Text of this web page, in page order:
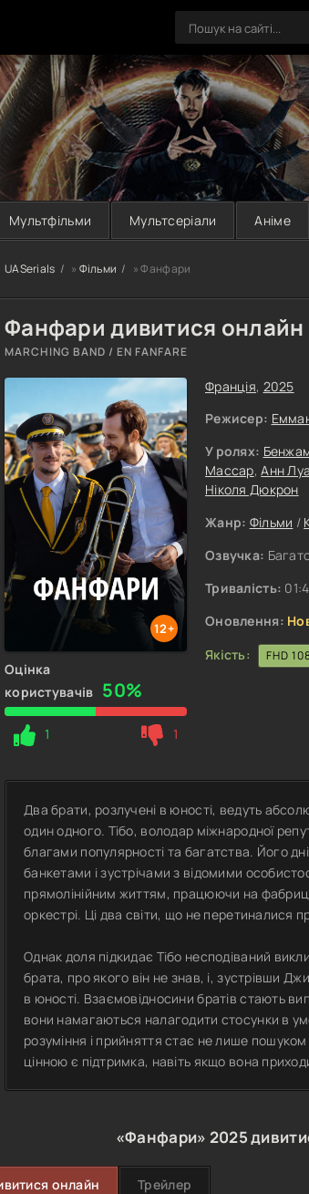
Мультфільми Мультсеріали Аніме
UASerials » Фільми » Фанфари
Фанфари дивитися онлайн
MARCHING BAND / EN FANFARE
12+
Оцінка
користувачів 50%
1 1
Франція, 2025
Режисер:
У ролях:
Массар,Анн
Ніколя Дюкрон
Жанр: Фільми /
Озвучка:
Тривалість:
Оновлення:
Якість:
FHD
Два брати, розлучені в юності, ведуть
один одного. Тібо, володар міжнародної
благами популярності та багатства. Його
банкетами і зустрічами з відомими
прямолінійним життям, працюючи на
оркестрі. Ці два світи, що не перетиналися
Однак доля підкидає Тібо несподіваний
брата, про якого він не знав, і, зустрівши
в юності. Взаємовідносини братів стають
вони намагаються налагодити стосунки в
розуміння і прийняття стає не лише
цінною є підтримка, навіть якщо вона
«Фанфари» 2025
онлайн Трейлер